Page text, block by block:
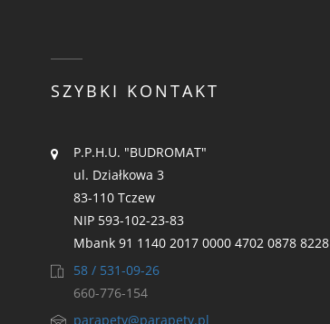
SZYBKI KONTAKT
P.P.H.U. "BUDROMAT"
ul. Działkowa 3
83-110 Tczew
NIP 593-102-23-83
Mbank 91 1140 2017 0000 4702 0878 8228
58 / 531-09-26
660-776-154
parapety@parapety.pl